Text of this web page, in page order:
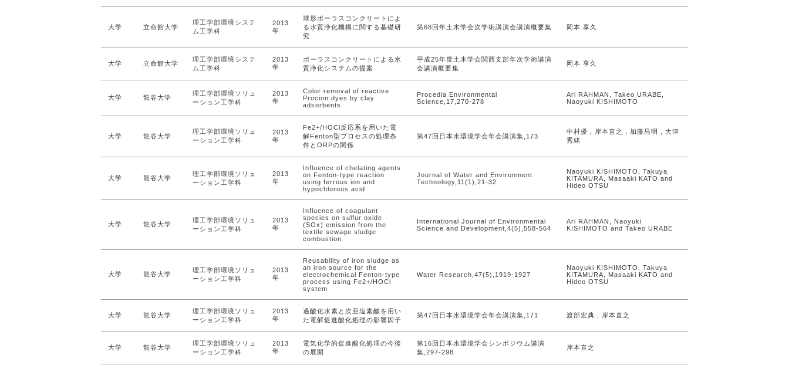
大学 立命館大学
理工学部環境システ
ム工学科
2013
年
球形ポーラスコンクリートによ
る水質浄化機構に関する基礎研
究
第68回年土木学会次学術講演会講演概要集 岡本 享久
大学 立命館大学
理工学部環境システ
ム工学科
2013
年
ポーラスコンクリートによる水
質浄化システムの提案
平成25年度土木学会関西支部年次学術講演
会講演概要集
岡本 享久
大学 龍谷大学
理工学部環境ソリュ
ーション工学科
2013
年
Color removal of reactive
Procion dyes by clay
adsorbents
Procedia Environmental
Science,17,270-278
Ari RAHMAN, Takeo URABE,
Naoyuki KISHIMOTO
大学 龍谷大学
理工学部環境ソリュ
ーション工学科
2013
年
Fe2+/HOCl反応系を用いた電
解Fenton型プロセスの処理条
件とORPの関係
第47回日本水環境学会年会講演集,173
中村優，岸本直之，加藤昌明，大津
秀緒
大学 龍谷大学
理工学部環境ソリュ
ーション工学科
2013
年
Influence of chelating agents
on Fenton-type reaction
using ferrous ion and
hypochlorous acid
Journal of Water and Environment
Technology,11(1),21-32
Naoyuki KISHIMOTO, Takuya
KITAMURA, Masaaki KATO and
Hideo OTSU
大学 龍谷大学
理工学部環境ソリュ
ーション工学科
2013
年
Influence of coagulant
species on sulfur oxide
(SOx) emission from the
textile sewage sludge
combustion
International Journal of Environmental
Science and Development,4(5),558-564
Ari RAHMAN, Naoyuki
KISHIMOTO and Takeo URABE
大学 龍谷大学
理工学部環境ソリュ
ーション工学科
2013
年
Reusability of iron sludge as
an iron source for the
electrochemical Fenton-type
process using Fe2+/HOCl
system
Water Research,47(5),1919-1927
Naoyuki KISHIMOTO, Takuya
KITAMURA, Masaaki KATO and
Hideo OTSU
大学 龍谷大学
理工学部環境ソリュ
ーション工学科
2013
年
過酸化水素と次亜塩素酸を用い
た電解促進酸化処理の影響因子
第47回日本水環境学会年会講演集,171 渡部宏典，岸本直之
大学 龍谷大学
理工学部環境ソリュ
ーション工学科
2013
年
電気化学的促進酸化処理の今後
の展開
第16回日本水環境学会シンポジウム講演
集,297-298
岸本直之